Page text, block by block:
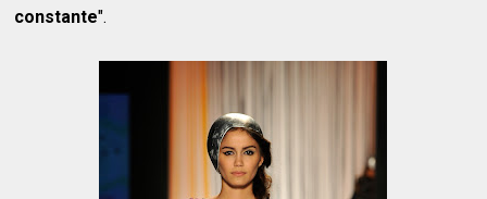
constante".